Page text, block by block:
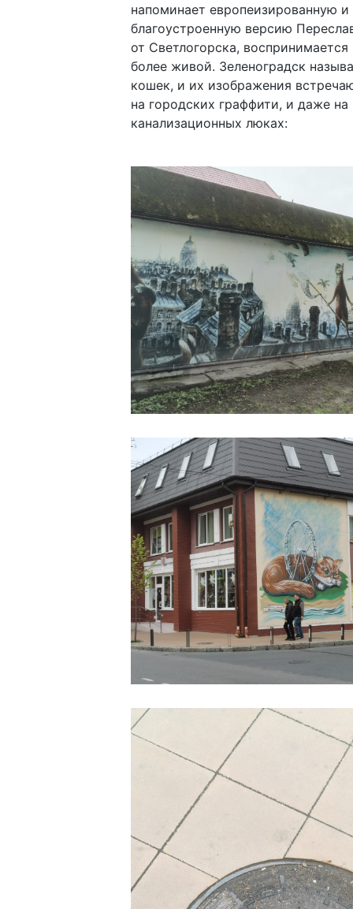
напоминает европеизированную и
благоустроенную версию
от Светлогорска, воспринимается
более живой. Зеленоградск
кошек, и их изображения
на городских граффити, и даже на
канализационных люках: